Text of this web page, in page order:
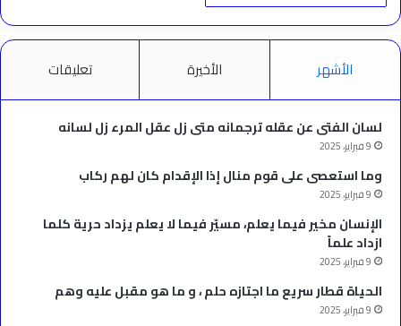
الأشهر الأخيرة تعليقات
لسان الفتى عن عقله ترجمانه متى زل عقل المرء زل لسانه
9 فبراير، 2025
وما استعصى على قوم منال إذا الإقدام كان لهم ركاب
9 فبراير، 2025
الإنسان مخير فيما يعلم، مسيّر فيما لا يعلم يزداد حرية كلما
ازداد علماً
9 فبراير، 2025
الحياة قطار سريع ما اجتازه حلم ، و ما هو مقبل عليه وهم
9 فبراير، 2025